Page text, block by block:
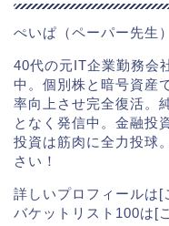
ぺいぱ（ペーパー先生）
40代の元IT企業勤務会
中。個別株と暗号資産
率向上させ完全復活。
となく発信中。金融投
投資は筋肉に全力投球
さい！
詳しいプロフィールは[
バケットリスト100は[